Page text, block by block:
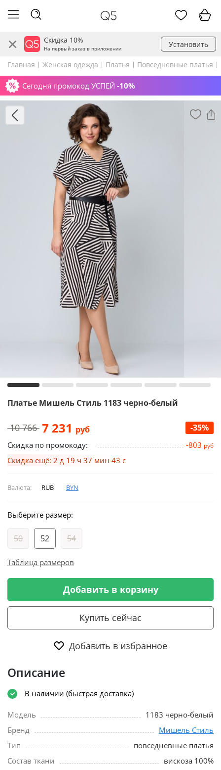
Скидка 10%
На первый заказ в приложении Установить
Главная Женская одежда Платья Повседневные платья
Сегодня промокод УСПЕЙ -10%
Платье Мишель Стиль 1183 черно-белый
10 766 7 231 руб -35%
Скидка по промокоду: -803 руб
Скидка ещё: 2 д 19 ч 37 мин 43 с
Валюта: RUB BYN
Выберите размер:
50 52 54
Таблица размеров
Добавить в корзину
Купить сейчас
Добавить в избранное
Описание
В наличии (быстрая доставка)
Модель
1183 черно-белый
Бренд
Мишель Стиль
Тип
повседневные платья
Состав ткани
вискоза 100%